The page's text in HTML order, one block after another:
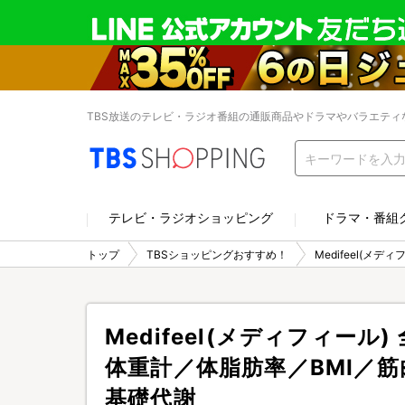
TBS放送のテレビ・ラジオ番組の通販商品やドラマやバラエテ
テレビ・ラジオショッピング ドラマ・番組
トップ TBSショッピングおすすめ！ Medifeel(メディ
Medifeel(メディフィール)
体重計／体脂肪率／BMI／
基礎代謝